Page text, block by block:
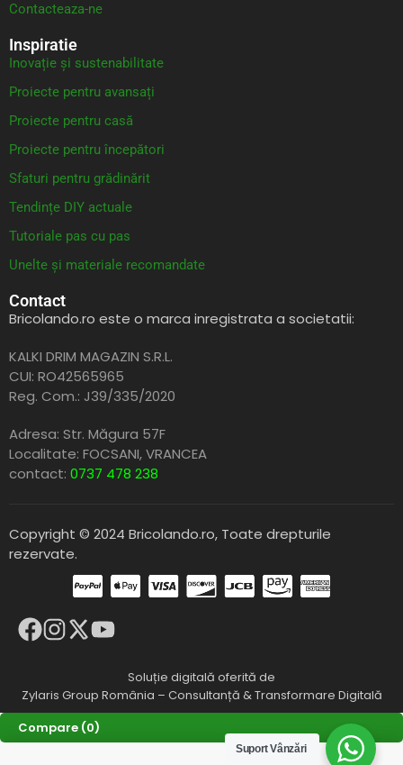
Contacteaza-ne
Inspiratie
Inovație și sustenabilitate
Proiecte pentru avansați
Proiecte pentru casă
Proiecte pentru începători
Sfaturi pentru grădinărit
Tendințe DIY actuale
Tutoriale pas cu pas
Unelte și materiale recomandate
Contact
Bricolando.ro este o marca inregistrata a societatii:
KALKI DRIM MAGAZIN S.R.L.
CUI: RO42565965
Reg. Com.: J39/335/2020
Adresa: Str. Măgura 57F
Localitate: FOCSANI,VRANCEA
contact: 0737 478 238
Copyright © 2024 Bricolando.ro, Toate drepturile
rezervate.
Soluție digitală oferită de
Zylaris Group România – Consultanță & Transformare Digitală
Suport Vânzări
Compare (0)